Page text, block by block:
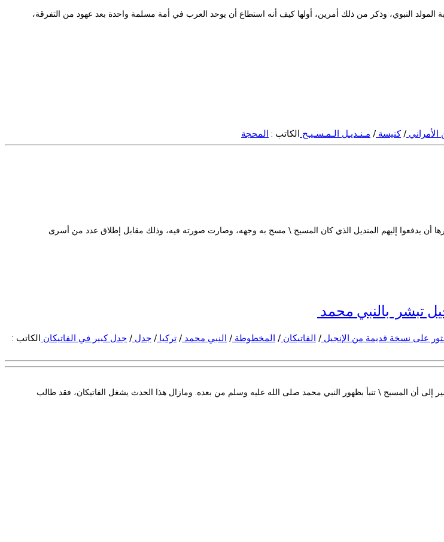
النبوي، وذكر من ذلك أمرين، أولها كيف أنه استطاع أن يوحد العرب في أمة مسلمة واحدة بعد عهود من التفرقة،
أهل الرها أن يدفعوا إليهم المنديل الذي كان المسيح \ مسح به وجهه، وصارت صورته فيه، وذلك مقابل إطلاق عدد من أسرى
/كنيسة / مـنـديـل الـمـسـيـح الكاتب : المحجة
نسخة نادرة من الإنجيل مكتوبة باللغة الآرامية وتعود إلى ما قبل 1500 عام، تشير إلى أن المسيح \ تنبأ بظهور النبي محمد صلى الله عليه وسلم من بعده. ومازال هذا الحدث يشغل الفاتيكان، فقد طالب
تبشر بالنبي محمد
على نسخة قديمة من الإنجيل / الفاتيكان / المخطوطة / النبي محمد /تركيا /جدل /جدل كبير في الفاتيكان الكاتب :